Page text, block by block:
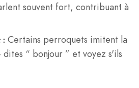
souvent fort, contribuant à
: Certains perroquets imitent la
“ bonjour ” et voyez s'ils